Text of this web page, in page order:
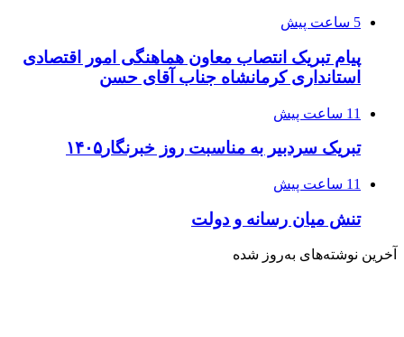
5 ساعت پیش
پیام تبریک انتصاب معاون هماهنگی امور اقتصادی
استانداری کرمانشاه جناب آقای حسن
11 ساعت پیش
تبریک سردبیر به مناسبت روز خبرنگار۱۴۰۵
11 ساعت پیش
تنش میان رسانه و دولت
آخرین نوشته‌های‌ به‌روز شده